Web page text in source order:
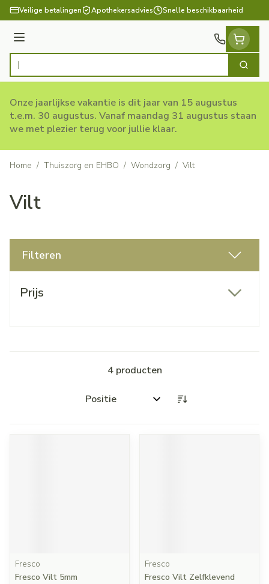
Ga naar de inhoud
Veilige betalingen Apothekersadvies Snelle beschikbaarheid
Menu
Product, merk, categorie... Zoek
Onze jaarlijkse vakantie is dit jaar van 15 augustus
t.e.m. 30 augustus. Vanaf maandag 31 augustus staan
we met plezier terug voor jullie klaar.
Home / Thuiszorg en EHBO / Wondzorg / Vilt
Vilt
Filteren
Prijs
4producten
Sorteer op:
Fresco
Fresco Vilt 5mm
Fresco
Fresco Vilt Zelfklevend